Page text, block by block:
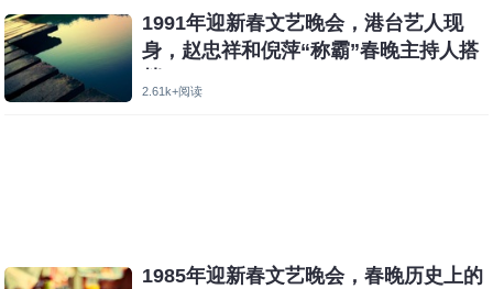
1991年迎新春文艺晚会，港台艺人现
身，赵忠祥和倪萍“称霸”春晚主持人搭
2.61k+阅读
1985年迎新春文艺晚会，春晚历史上的